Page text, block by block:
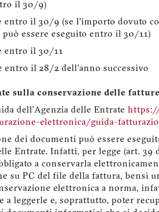
il 30/9)
entro il 30/9 (se l'importo dovuto
può essere eseguito entro il 30/11)
entro il 30/11
entro il 28/2 dell'anno successivo
sulla conservazione delle
dell’Agenzia delle Entrate
elettronica/guida-
dei documenti può essere
Entrate. Infatti, per legge (art.
a conservarla
su PC del file della fattura, bensì
elettronica a norma,
a leggerle e, soprattutto, poter